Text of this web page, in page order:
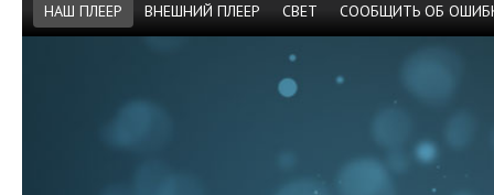
НАШ ПЛЕЕР ВНЕШНИЙ ПЛЕЕР СВЕТ СООБЩИТЬ ОБ